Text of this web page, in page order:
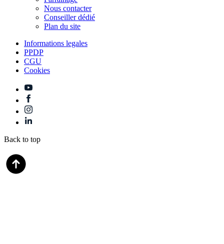
Nous contacter
Conseiller dédié
Plan du site
Informations legales
PPDP
CGU
Cookies
Back to top